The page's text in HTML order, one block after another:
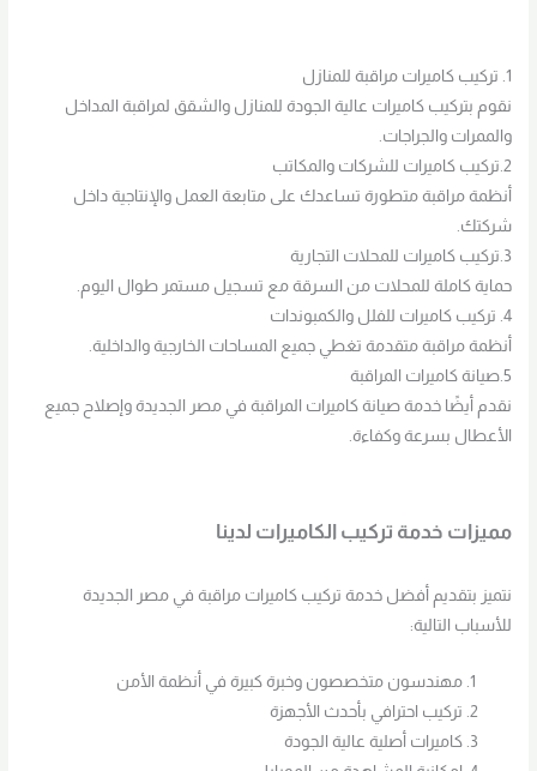
1. تركيب كاميرات مراقبة للمنازل
نقوم بتركيب كاميرات عالية الجودة للمنازل والشقق لمراقبة المداخل
والممرات والجراجات.
2.تركيب كاميرات للشركات والمكاتب
أنظمة مراقبة متطورة تساعدك على متابعة العمل والإنتاجية داخل
شركتك.
3.تركيب كاميرات للمحلات التجارية
حماية كاملة للمحلات من السرقة مع تسجيل مستمر طوال اليوم.
4. تركيب كاميرات للفلل والكمبوندات
أنظمة مراقبة متقدمة تغطي جميع المساحات الخارجية والداخلية.
5.صيانة كاميرات المراقبة
نقدم أيضًا خدمة صيانة كاميرات المراقبة في مصر الجديدة وإصلاح جميع
الأعطال بسرعة وكفاءة.
مميزات خدمة تركيب الكاميرات لدينا
نتميز بتقديم أفضل خدمة تركيب كاميرات مراقبة في مصر الجديدة
للأسباب التالية:
مهندسون متخصصون وخبرة كبيرة في أنظمة الأمن
تركيب احترافي بأحدث الأجهزة
كاميرات أصلية عالية الجودة